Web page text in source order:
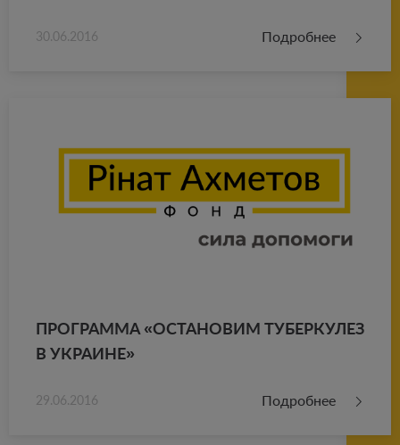
30.06.2016 Подробнее
ПРО­ГРАМ­МА «ОСТА­НО­ВИМ ТУ­БЕР­КУ­ЛЕЗ
В УКРА­ИНЕ»
29.06.2016 Подробнее